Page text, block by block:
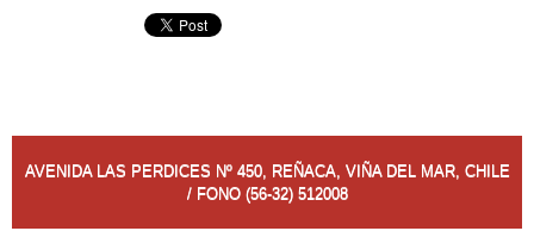
AVENIDA LAS PERDICES Nº 450, REÑACA, VIÑA DEL MAR, CHILE
/ FONO (56-32) 512008